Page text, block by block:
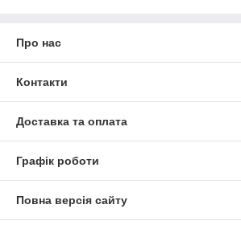
Про нас
Контакти
Доставка та оплата
Графік роботи
Повна версія сайту